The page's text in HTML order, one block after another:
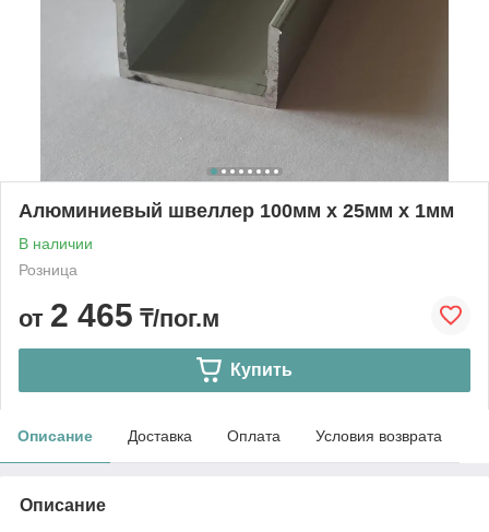
Алюминиевый швеллер 100мм х 25мм х 1мм
В наличии
Розница
от 2 465 ₸/пог.м
Купить
Описание Доставка Оплата Условия возврата
Описание